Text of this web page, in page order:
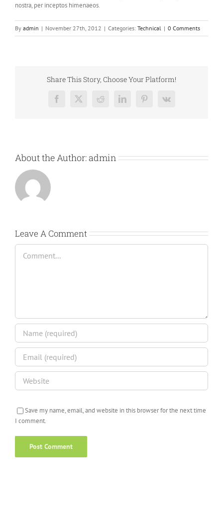
nostra, per inceptos himenaeos.
By admin | November 27th, 2012 | Categories: Technical | 0 Comments
Share This Story, Choose Your Platform!
Facebook
X RedditLinkedInPinterest
Vk
About the Author:admin
Leave A Comment
Comment
Save my name, email, and website in this browser for the next time
I comment.